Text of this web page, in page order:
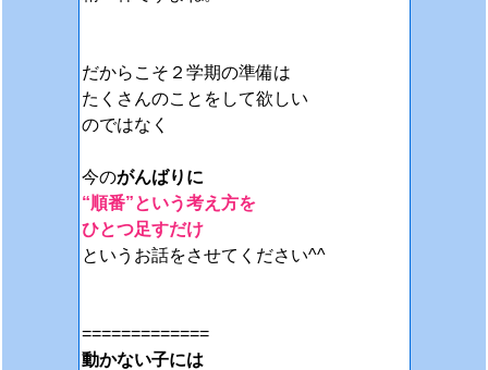
だからこそ２学期の準備は
たくさんのことをして欲しい
のではなく
今のがんばりに
“順番”という考え方を
ひとつ足すだけ
というお話をさせてください^^
=============
動かない子には